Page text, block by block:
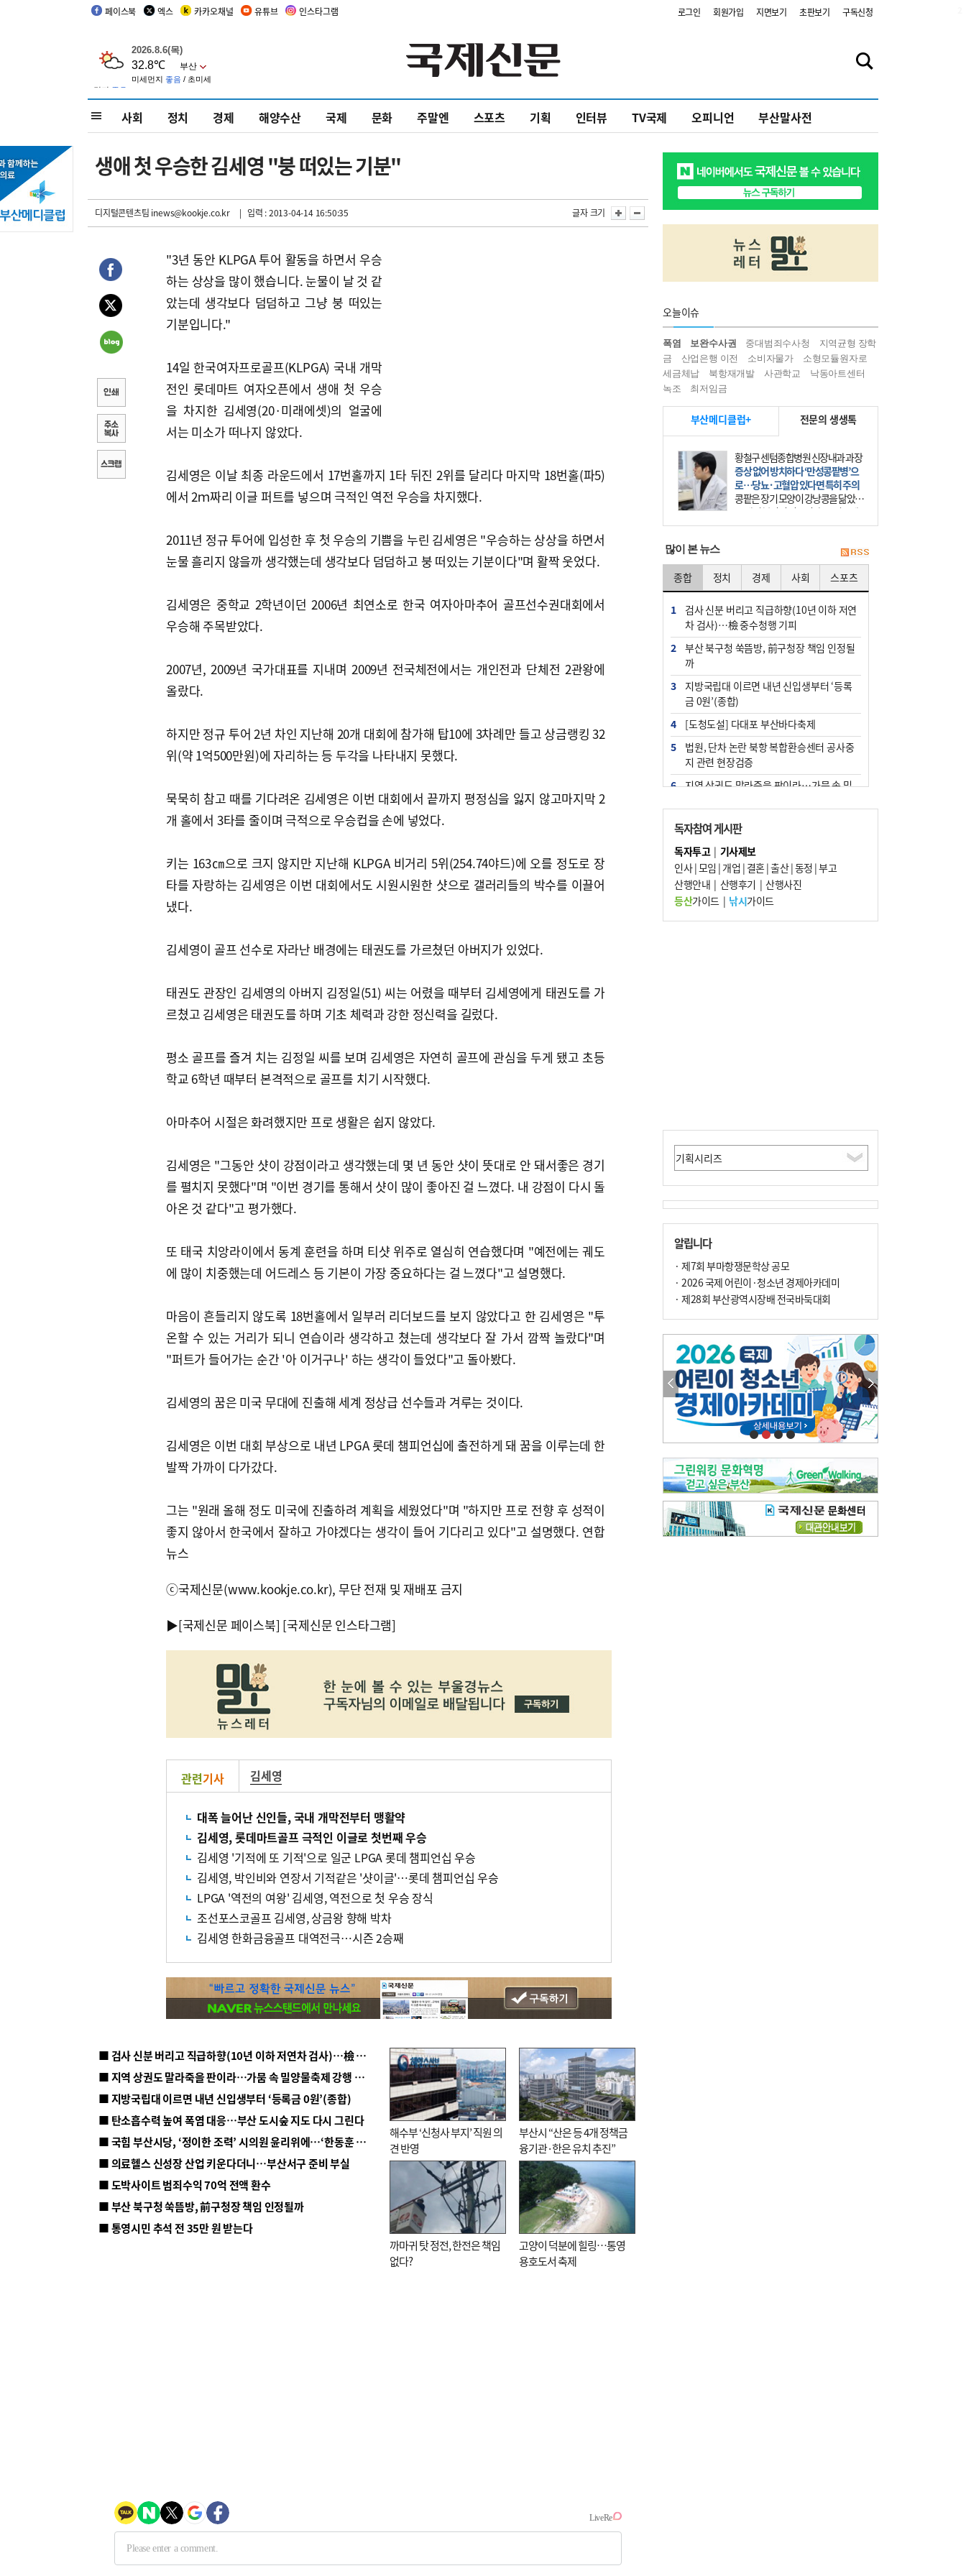
페이스북 엑스 카카오채널 유튜브 인스타그램 로그인 회원가입 지면보기 초판보기 구독신청
사회 정치 경제 해양수산 국제 문화 주말엔 스포츠 기획 인터뷰 TV국제 오피니언 부산말사전
생애 첫 우승한 김세영 "붕 떠있는 기분"
디지털콘텐츠팀 inews@kookje.co.kr | 입력 : 2013-04-14 16:50:35 글자 크기
"3년 동안 KLPGA 투어 활동을 하면서 우승
하는 상상을 많이 했습니다. 눈물이 날 것 같
았는데 생각보다 덤덤하고 그냥 붕 떠있는
기분입니다."
14일 한국여자프로골프(KLPGA) 국내 개막
전인 롯데마트 여자오픈에서 생애 첫 우승
을 차지한 김세영(20·미래에셋)의 얼굴에
서는 미소가 떠나지 않았다.
김세영은 이날 최종 라운드에서 17번홀까지 1타 뒤진 2위를 달리다 마지막 18번홀(파5)
에서 2ｍ짜리 이글 퍼트를 넣으며 극적인 역전 우승을 차지했다.
2011년 정규 투어에 입성한 후 첫 우승의 기쁨을 누린 김세영은 "우승하는 상상을 하면서
눈물 흘리지 않을까 생각했는데 생각보다 덤덤하고 붕 떠있는 기분이다"며 활짝 웃었다.
김세영은 중학교 2학년이던 2006년 최연소로 한국 여자아마추어 골프선수권대회에서
우승해 주목받았다.
2007년, 2009년 국가대표를 지내며 2009년 전국체전에서는 개인전과 단체전 2관왕에
올랐다.
하지만 정규 투어 2년 차인 지난해 20개 대회에 참가해 탑10에 3차례만 들고 상금랭킹 32
위(약 1억500만원)에 자리하는 등 두각을 나타내지 못했다.
묵묵히 참고 때를 기다려온 김세영은 이번 대회에서 끝까지 평정심을 잃지 않고마지막 2
개 홀에서 3타를 줄이며 극적으로 우승컵을 손에 넣었다.
키는 163㎝으로 크지 않지만 지난해 KLPGA 비거리 5위(254.74야드)에 오를 정도로 장
타를 자랑하는 김세영은 이번 대회에서도 시원시원한 샷으로 갤러리들의 박수를 이끌어
냈다.
김세영이 골프 선수로 자라난 배경에는 태권도를 가르쳤던 아버지가 있었다.
태권도 관장인 김세영의 아버지 김정일(51) 씨는 어렸을 때부터 김세영에게 태권도를 가
르쳤고 김세영은 태권도를 하며 기초 체력과 강한 정신력을 길렀다.
평소 골프를 즐겨 치는 김정일 씨를 보며 김세영은 자연히 골프에 관심을 두게 됐고 초등
학교 6학년 때부터 본격적으로 골프를 치기 시작했다.
아마추어 시절은 화려했지만 프로 생활은 쉽지 않았다.
김세영은 "그동안 샷이 강점이라고 생각했는데 몇 년 동안 샷이 뜻대로 안 돼서좋은 경기
를 펼치지 못했다"며 "이번 경기를 통해서 샷이 많이 좋아진 걸 느꼈다. 내 강점이 다시 돌
아온 것 같다"고 평가했다.
또 태국 치앙라이에서 동계 훈련을 하며 티샷 위주로 열심히 연습했다며 "예전에는 궤도
에 많이 치중했는데 어드레스 등 기본이 가장 중요하다는 걸 느꼈다"고 설명했다.
마음이 흔들리지 않도록 18번홀에서 일부러 리더보드를 보지 않았다고 한 김세영은 "투
온할 수 있는 거리가 되니 연습이라 생각하고 쳤는데 생각보다 잘 가서 깜짝 놀랐다"며
"퍼트가 들어가는 순간 '아 이거구나' 하는 생각이 들었다"고 돌아봤다.
김세영의 꿈은 미국 무대에 진출해 세계 정상급 선수들과 겨루는 것이다.
김세영은 이번 대회 부상으로 내년 LPGA 롯데 챔피언십에 출전하게 돼 꿈을 이루는데 한
발짝 가까이 다가갔다.
그는 "원래 올해 정도 미국에 진출하려 계획을 세웠었다"며 "하지만 프로 전향 후 성적이
좋지 않아서 한국에서 잘하고 가야겠다는 생각이 들어 기다리고 있다"고 설명했다. 연합
뉴스
ⓒ국제신문(www.kookje.co.kr), 무단 전재 및 재배포 금지
▶[국제신문 페이스북] [국제신문 인스타그램]
관련기사 김세영
대폭 늘어난 신인들, 국내 개막전부터 맹활약
김세영, 롯데마트골프 극적인 이글로 첫번째 우승
김세영 '기적에 또 기적'으로 일군 LPGA 롯데 챔피언십 우승
김세영, 박인비와 연장서 기적같은 '샷이글'…롯데 챔피언십 우승
LPGA '역전의 여왕' 김세영, 역전으로 첫 우승 장식
조선포스코골프 김세영, 상금왕 향해 박차
김세영 한화금융골프 대역전극…시즌 2승째
■ 검사 신분 버리고 직급하향(10년 이하 저연차 검사)…檢 중수청행 기피
■ 지역 상권도 말라죽을 판이라…가뭄 속 밀양물축제 강행 논란
■ 지방국립대 이르면 내년 신입생부터 ‘등록금 0원’(종합)
■ 탄소흡수력 높여 폭염 대응…부산 도시숲 지도 다시 그린다
■ 국힘 부산시당, ‘정이한 조력’ 시의원 윤리위에…‘한동훈 지지’도 신고접수
■ 의료헬스 신성장 산업 키운다더니…부산서구 준비 부실
■ 도박사이트 범죄수익 70억 전액 환수
■ 부산 북구청 쑥뜸방, 前구청장 책임 인정될까
■ 통영시민 추석 전 35만 원 받는다
해수부 ‘신청사 부지’ 직원 의
견 반영
부산시 “산은 등 4개 정책금
융기관·한은 유치 추진”
까마귀 탓 정전, 한전은 책임
없다?
고양이 덕분에 힐링…통영
용호도서 축제
오늘이슈
폭염 보완수사권 중대범죄수사청
지역균형 장학
금
산업은행 이전 소비자물가
소형모듈원자로
세금체납
북항재개발 사관학교
낙동아트센터
녹조
최저임금
부산메디클럽+ 전문의 생생톡
김주현 웅진한의원 원장
단백질 열풍 속 놓치지 말아야 할 ‘균
형’
단백질만 많이 먹으면 건강할까. 요
즘 건강을 이야기할 때 빠지지 않는
키워드가 단백질이다. 헬스장을 다니
많이 본 뉴스
종합 정치 경제 사회 스포츠
1
검사 신분 버리고 직급하향(10년 이하 저연
차 검사)…檢 중수청행 기피
2
부산 북구청 쑥뜸방, 前구청장 책임 인정될
까
3
지방국립대 이르면 내년 신입생부터 ‘등록
금 0원’(종합)
4
[도청도설] 다대포 부산바다축제
5
법원, 단차 논란 북항 복합환승센터 공사중
지 관련 현장검증
6
지역 상권도 말라죽을 판이라…가뭄 속 밀
7
통영시민 추석 전 35만 원 받는다
8
부산 철강공장 50대 노동자 추락사
9
국힘 부산시당, ‘정이한 조력’ 시의원 윤리
위에…‘한동훈 지지’도 신고접수
10 탄소흡수력 높여 폭염 대응…부산 도시숲
지도 다시 그린다
독자참여 게시판
독자투고| 기사제보
인사|모임 | 개업 | 결혼|출산|동정 |부고
산행안내 | 산행후기 | 산행사진
등산가이드| 낚시가이드
알립니다
· 제7회 부마항쟁문학상 공모
· 2026 국제 어린이·청소년 경제아카데미
· 제28회 부산광역시장배 전국바둑대회